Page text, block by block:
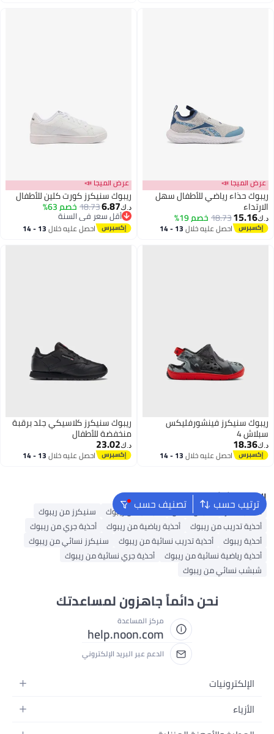
عرض الميجا 📣
ريبوك حذاء رياضي للأطفال سهل
الارتداء
د.ك‏15.16
18.73خصم 19%
احصل عليه خلال 13 - 14
عرض الميجا 📣
ريبوك سنيكرز كورت كلين للأطفال
د.ك‏6.87
18.73خصم 63%
أقل سعر في السنة
أقل سعر في السنة
احصل عليه خلال 13 - 14
ريبوك سنيكرز فينشورفليكس
سبلاش 4
د.ك‏18.36
احصل عليه خلال 13 - 14
ريبوك سنيكرز كلاسيكي جلد برقبة
منخفضة للأطفال
د.ك‏23.02
احصل عليه خلال 13 - 14
ترتيب حسب تصنيف حسب البحث الشائع
حقائب ظهر ملابس اطفال شبشب من ريبوك
سنيكرز من ريبوك
أحذية تدريب من ريبوك
أحذية رياضية من ريبوك
أحذية جري من ريبوك
أحذية ريبوك
أحذية تدريب نسائية من ريبوك
سنيكرز نسائي من ريبوك
أحذية رياضية نسائية من ريبوك
أحذية جري نسائية من ريبوك
شبشب نسائي من ريبوك
نحن دائماً جاهزون لمساعدتك
مركز المساعدة
help.noon.com
الدعم عبر البريد الإلكتروني
الإلكترونيات
الجوالات
الأزياء
أزياء نسائية